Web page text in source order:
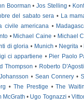
Boorman • Jos Stelling •
del sabato sera • La
civile americana •
• Michael Caine • Michael
di gloria • Munich • Negrita •
ci appartiene • Pier Paolo
Thompson • Roberto
• Sean Connery •
• The Prestige •The
McGrath • Ugo Tognazzi •